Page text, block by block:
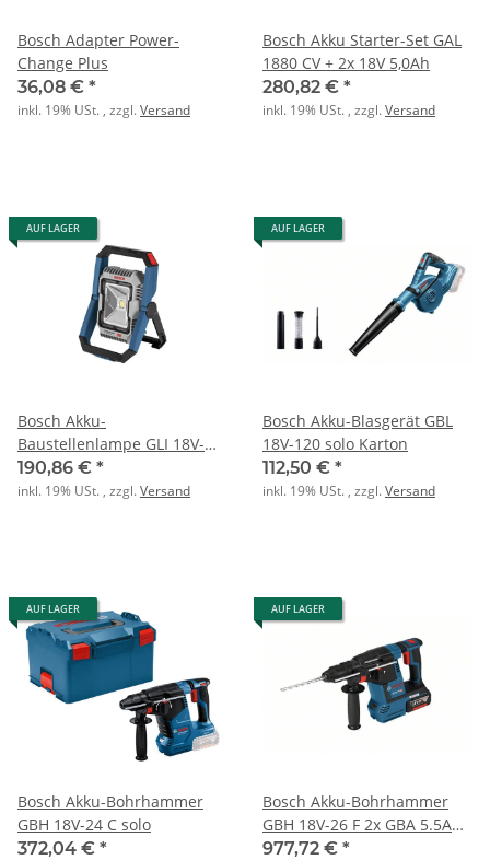
Bosch Adapter Power-
Change Plus
36,08 € *
inkl. 19% USt. , zzgl.Versand
Bosch Akku Starter-Set GAL
1880 CV + 2x 18V 5,0Ah
280,82 € *
inkl. 19% USt. , zzgl.Versand
AUF LAGER
Bosch Akku-
Baustellenlampe GLI 18V-
2200 C
190,86 € *
inkl. 19% USt. , zzgl.Versand
AUF LAGER
Bosch Akku-Blasgerät GBL
18V-120 solo Karton
112,50 € *
inkl. 19% USt. , zzgl.Versand
AUF LAGER
Bosch Akku-Bohrhammer
GBH 18V-24 C solo
372,04 € *
AUF LAGER
Bosch Akku-Bohrhammer
GBH 18V-26 F 2x GBA 5.5Ah
ProCore Staubs
977,72 € *